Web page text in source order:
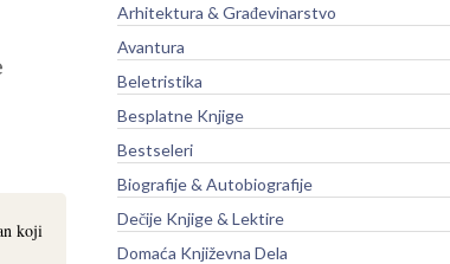
koji
Arhitektura & Građevinarstvo
Avantura
Beletristika
Besplatne Knjige
Bestseleri
Biografije & Autobiografije
Dečije Knjige & Lektire
Domaća Književna Dela